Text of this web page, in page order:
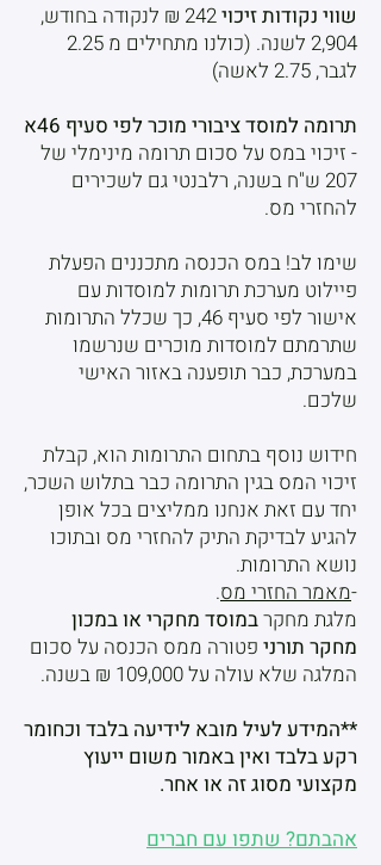
שווי נקודות זיכוי
242 ₪ לנקודה בחודש,
2,904 לשנה. (כולנו מתחילים מ 2.25
לגבר, 2.75 לאשה)
תרומה למוסד ציבורי מוכר לפי סעיף 46א
- זיכוי במס על סכום תרומה מינימלי של
207 ש"ח בשנה, רלבנטי גם לשכירים
להחזרי מס.
שימו לב! במס הכנסה מתכננים הפעלת
פיילוט מערכת תרומות למוסדות עם
אישור לפי סעיף 46, כך שכלל התרומות
שתרמתם למוסדות מוכרים שנרשמו
במערכת, כבר תופענה באזור האישי
שלכם.
חידוש נוסף בתחום התרומות הוא, קבלת
זיכוי המס בגין התרומה כבר בתלוש השכר,
יחד עם זאת אנחנו ממליצים בכל אופן
להגיע לבדיקת התיק להחזרי מס ובתוכו
נושא התרומות.
-מאמר החזרי מס.
מלגת מחקרבמוסד מחקרי או במכון
מחקר תורני פטורה ממס הכנסה על סכום
המלגה שלא עולה על 109,000 ₪ בשנה.
**המידע לעיל מובא לידיעה בלבד וכחומר
רקע בלבד ואין באמור משום ייעוץ
מקצועי מסוג זה או אחר.
אהבתם? שתפו עם חברים